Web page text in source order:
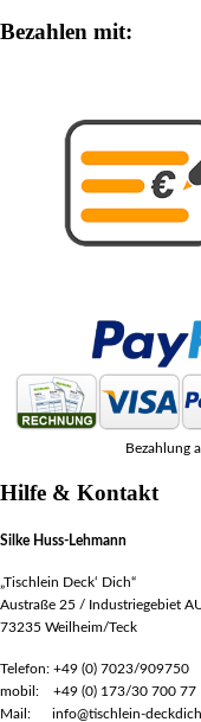
Bezahlen mit:
Bezahlung
Hilfe & Kontakt
Silke Huss-Lehmann
„Tischlein Deck‘ Dich“
Austraße 25 / Industriegebiet
73235 Weilheim/Teck
Telefon: +49 (0) 7023/909750
mobil: +49 (0) 173/30 700 77
Mail: info@tischlein-